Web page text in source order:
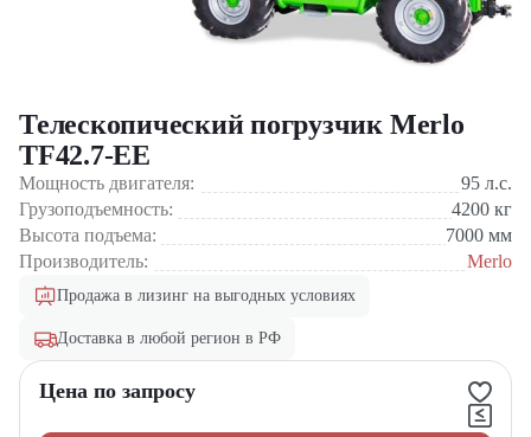
Телескопический погрузчик Merlo
TF42.7-EE
Мощность двигателя: 95 л.с.
Грузоподъемность:
4200 кг
Высота подъема:
7000 мм
Производитель:
Merlo
Продажа в лизинг на выгодных условиях
Доставка в любой регион в РФ
Цена по запросу